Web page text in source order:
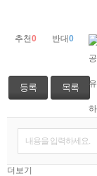
추천0 반대0
등록 목록
내용을 입력하세요.
더보기